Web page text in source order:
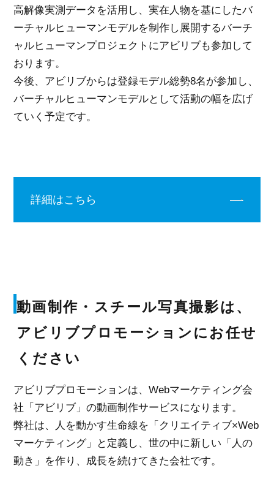
高解像実測データを活用し、実在人物を基にしたバ
ーチャルヒューマンモデルを制作し展開するバーチ
ャルヒューマンプロジェクトにアビリブも参加して
おります。
今後、アビリブからは登録モデル総勢8名が参加し、
バーチャルヒューマンモデルとして活動の幅を広げ
ていく予定です。
詳細はこちら
動画制作・スチール写真撮影は、
アビリブプロモーションにお任せ
ください
アビリブプロモーションは、Webマーケティング会
社「アビリブ」の動画制作サービスになります。
弊社は、人を動かす生命線を「クリエイティブ×Web
マーケティング」と定義し、世の中に新しい「人の
動き」を作り、成長を続けてきた会社です。